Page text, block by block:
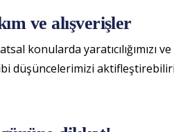
ve alışverişler
konularda yaratıcılığımızı
düşüncelerimizi